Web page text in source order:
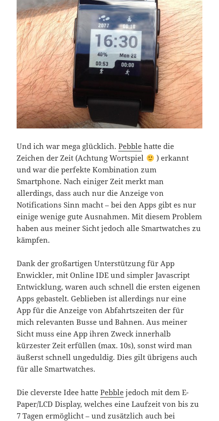
Und ich war mega glücklich.Pebble hatte die
Zeichen der Zeit (Achtung Wortspiel
) erkannt
und war die perfekte Kombination zum
Smartphone. Nach einiger Zeit merkt man
allerdings, dass auch nur die Anzeige von
Notifications Sinn macht – bei den Apps gibt es nur
einige wenige gute Ausnahmen. Mit diesem Problem
haben aus meiner Sicht jedoch alle Smartwatches zu
kämpfen.
Dank der großartigen Unterstützung für App
Enwickler, mit Online IDE und simpler Javascript
Entwicklung, waren auch schnell die ersten eigenen
Apps gebastelt. Geblieben ist allerdings nur eine
App für die Anzeige von Abfahrtszeiten der für
mich relevanten Busse und Bahnen. Aus meiner
Sicht muss eine App ihren Zweck innerhalb
kürzester Zeit erfüllen (max. 10s), sonst wird man
äußerst schnell ungeduldig. Dies gilt übrigens auch
für alle Smartwatches.
Die cleverste Idee hattePebble jedoch mit dem E-
Paper/LCD Display, welches eine Laufzeit von bis zu
7 Tagen ermöglicht – und zusätzlich auch bei